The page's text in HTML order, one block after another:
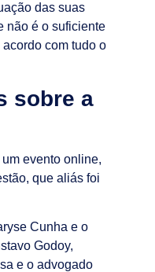
das suas
não é o suficiente
com tudo o
sobre a
evento online,
que aliás foi
Cunha e o
Godoy,
e o advogado